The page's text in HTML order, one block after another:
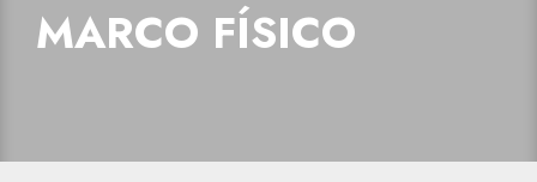
MARCO FÍSICO